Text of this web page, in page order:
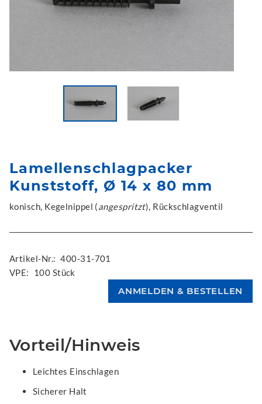
Lamellenschlagpacker
Kunststoff, Ø 14 x 80 mm
konisch, Kegelnippel (angespritzt), Rückschlagventil
Artikel-Nr.: 400-31-701
VPE:
100 Stück
Vorteil/Hinweis
Leichtes Einschlagen
Sicherer Halt